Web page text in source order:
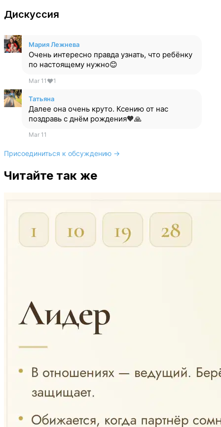
Дискуссия
Мария Лежнева
Очень интересно правда узнать, что ребёнку
по настоящему нужно😊
Mar 11 ❤1
Татьяна
Далее она очень круто. Ксению от нас
поздравь с днём рождения🧡🙏
Mar 11
Присоединиться к обсуждению →
Читайте так же